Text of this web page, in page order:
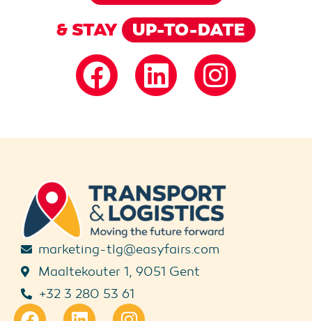
& STAY
UP-TO-DATE
marketing-tlg@easyfairs.com
Maaltekouter 1, 9051 Gent
+32 3 280 53 61